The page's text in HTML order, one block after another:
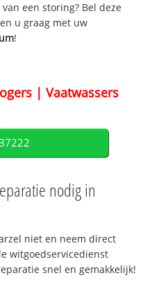
een storing? Bel deze
u graag met uw
!
| Vaatwassers
nodig in
niet en neem direct
witgoedservicedienst
snel en gemakkelijk!